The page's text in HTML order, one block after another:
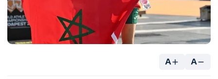
A
A